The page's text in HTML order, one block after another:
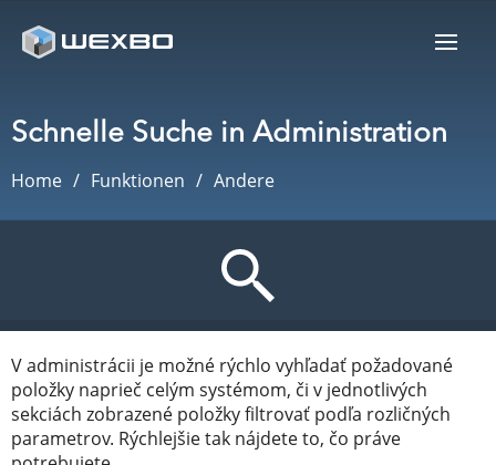
Schnelle Suche in Administration
Home Funktionen Andere
V administrácii je možné rýchlo vyhľadať požadované
položky naprieč celým systémom, či v jednotlivých
sekciách zobrazené položky filtrovať podľa rozličných
parametrov. Rýchlejšie tak nájdete to, čo práve